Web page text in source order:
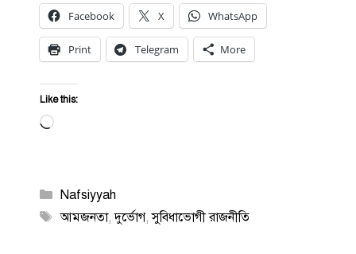
Facebook X WhatsApp
Print Telegram More
Like this:
Loading…
Categories
Nafsiyyah
Tags
আমজনতা,দুর্ভোগ,সুবিধাভোগী রাজনীতি